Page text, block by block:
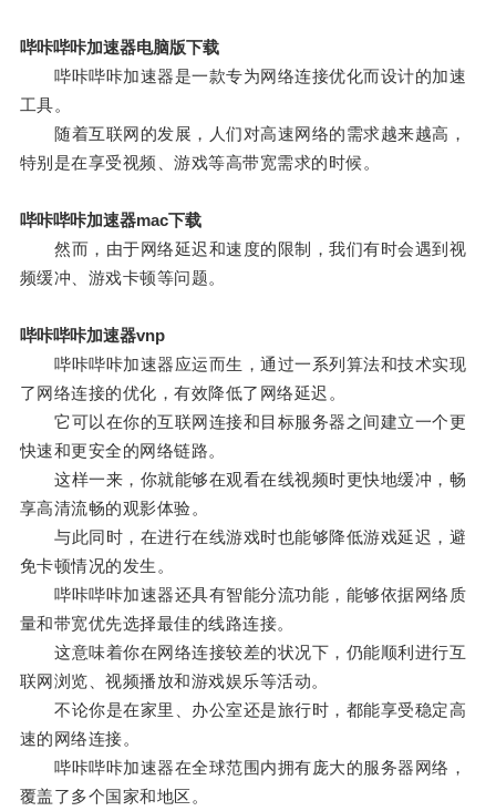
哔咔哔咔加速器电脑版下载
哔咔哔咔加速器是一款专为网络连接优化而设计的加速
工具。
随着互联网的发展，人们对高速网络的需求越来越高，
特别是在享受视频、游戏等高带宽需求的时候。
哔咔哔咔加速器mac下载
然而，由于网络延迟和速度的限制，我们有时会遇到视
频缓冲、游戏卡顿等问题。
哔咔哔咔加速器vnp
哔咔哔咔加速器应运而生，通过一系列算法和技术实现
了网络连接的优化，有效降低了网络延迟。
它可以在你的互联网连接和目标服务器之间建立一个更
快速和更安全的网络链路。
这样一来，你就能够在观看在线视频时更快地缓冲，畅
享高清流畅的观影体验。
与此同时，在进行在线游戏时也能够降低游戏延迟，避
免卡顿情况的发生。
哔咔哔咔加速器还具有智能分流功能，能够依据网络质
量和带宽优先选择最佳的线路连接。
这意味着你在网络连接较差的状况下，仍能顺利进行互
联网浏览、视频播放和游戏娱乐等活动。
不论你是在家里、办公室还是旅行时，都能享受稳定高
速的网络连接。
哔咔哔咔加速器在全球范围内拥有庞大的服务器网络，
覆盖了多个国家和地区。